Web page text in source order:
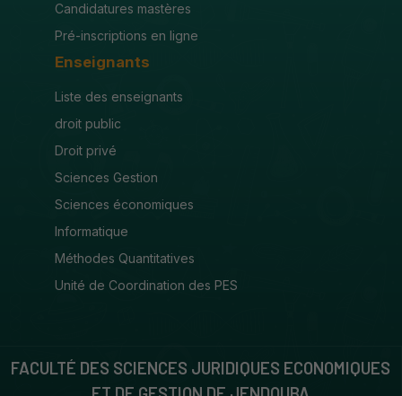
Candidatures mastères
Pré-inscriptions en ligne
Enseignants
Liste des enseignants
droit public
Droit privé
Sciences Gestion
Sciences économiques
Informatique
Méthodes Quantitatives
Unité de Coordination des PES
FACULTÉ DES SCIENCES JURIDIQUES ECONOMIQUES